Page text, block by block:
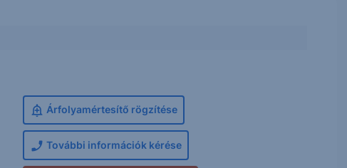
Árfolyamértesítő rögzítése
További információk kérése